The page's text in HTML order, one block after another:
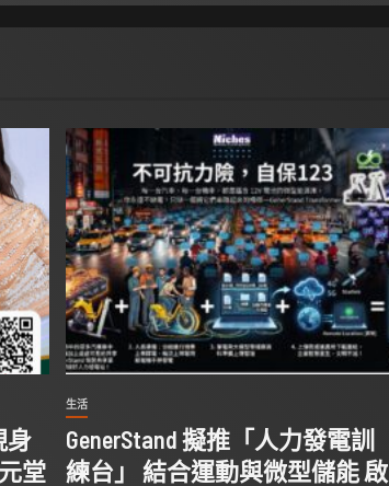
身
堂
生活
GenerStand 擬推「人力發電訓
練台」 結合運動與微型儲能 啟